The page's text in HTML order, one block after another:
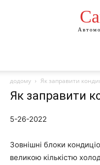
додому Як заправити
Як заправити
5-26-2022
Зовнішні блоки
великою кількістю